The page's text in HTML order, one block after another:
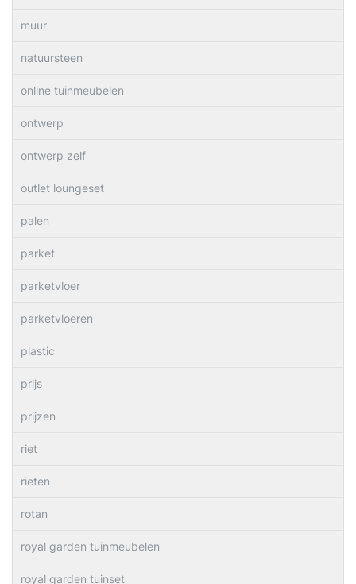
muur
natuursteen
online tuinmeubelen
ontwerp
ontwerp zelf
outlet loungeset
palen
parket
parketvloer
parketvloeren
plastic
prijs
prijzen
riet
rieten
rotan
royal garden tuinmeubelen
royal garden tuinset